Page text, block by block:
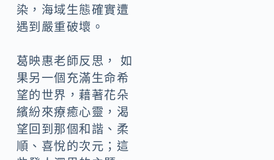
染，海域生態確實遭
遇到嚴重破壞。
葛映惠老師反思， 如
果另一個充滿生命希
望的世界，藉著花朵
繽紛來療癒心靈，渴
望回到那個和諧、柔
順、喜悅的次元；這